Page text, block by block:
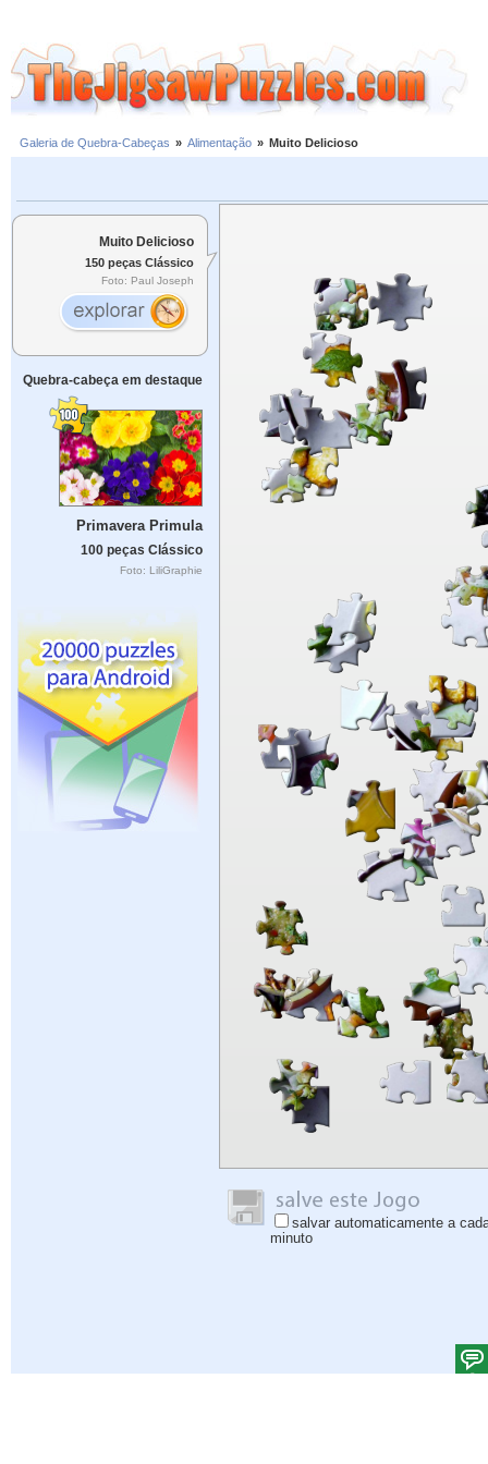
Galeria de Quebra-Cabeças » Alimentação » Muito Delicioso
Muito Delicioso
150 peças Clássico
Foto: Paul Joseph
Quebra-cabeça em destaque
Primavera Primula
100 peças Clássico
Foto: LiliGraphie
salvar automaticamente a
minuto